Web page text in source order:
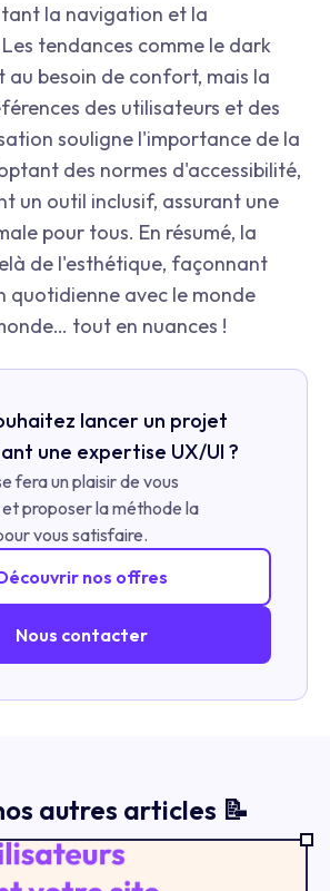
la navigation et la
tendances comme le dark
au besoin de confort, mais la
des utilisateurs et des
souligne l'importance de la
des normes d'accessibilité,
un outil inclusif, assurant une
pour tous. En résumé, la
de l'esthétique, façonnant
quotidienne avec le monde
tout en nuances !
lancer un projet
une expertise UX/UI ?
fera un plaisir de vous
proposer la méthode la
vous satisfaire.
nos offres
Nous contacter
autres articles 📝